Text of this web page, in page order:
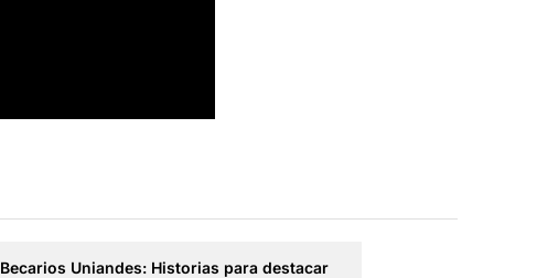
Becarios Uniandes: Historias para destacar